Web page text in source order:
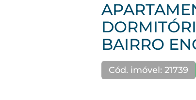
BAIRRO
Cód. imóvel: 21739